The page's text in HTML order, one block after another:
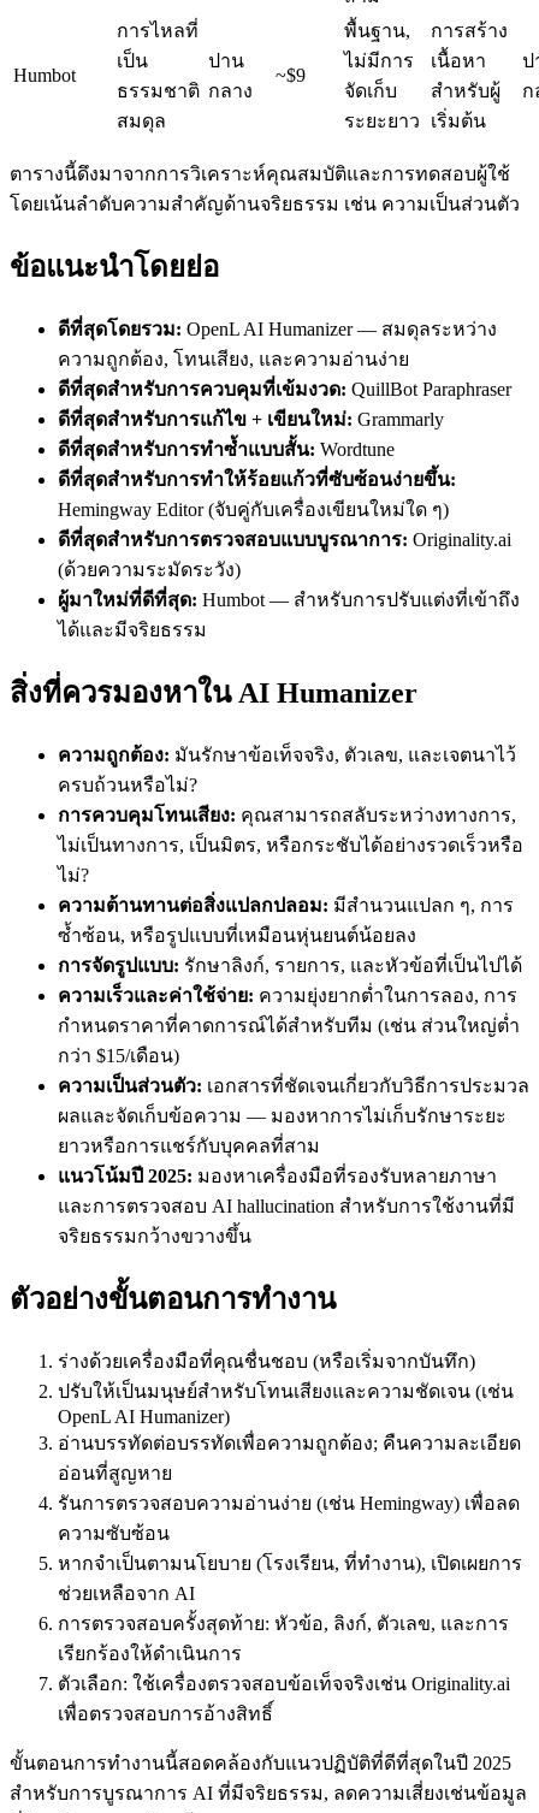
Humbot
การไหลที่
เป็น
ธรรมชาติ
สมดุล
ปาน
กลาง
~$9
พื้นฐาน,
ไม่มีการ
จัดเก็บ
ระยะยาว
การสร้าง
เนื้อหา
สำหรับผู้
เริ่มต้น
ป
ก
ตารางนี้ดึงมาจากการวิเคราะห์คุณสมบัติและการทดสอบผู้ใช้
โดยเน้นลำดับความสำคัญด้านจริยธรรม เช่น ความเป็นส่วนตัว
ข้อแนะนำโดยย่อ
ดีที่สุดโดยรวม: OpenL AI Humanizer — สมดุลระหว่าง
ความถูกต้อง, โทนเสียง, และความอ่านง่าย
ดีที่สุดสำหรับการควบคุมที่เข้มงวด: QuillBot Paraphraser
ดีที่สุดสำหรับการแก้ไข + เขียนใหม่: Grammarly
ดีที่สุดสำหรับการทำซ้ำแบบสั้น: Wordtune
ดีที่สุดสำหรับการทำให้ร้อยแก้วที่ซับซ้อนง่ายขึ้น:
Hemingway Editor (จับคู่กับเครื่องเขียนใหม่ใด ๆ)
ดีที่สุดสำหรับการตรวจสอบแบบบูรณาการ: Originality.ai
(ด้วยความระมัดระวัง)
ผู้มาใหม่ที่ดีที่สุด: Humbot — สำหรับการปรับแต่งที่เข้าถึง
ได้และมีจริยธรรม
สิ่งที่ควรมองหาใน AI Humanizer
ความถูกต้อง: มันรักษาข้อเท็จจริง, ตัวเลข, และเจตนาไว้
ครบถ้วนหรือไม่?
การควบคุมโทนเสียง: คุณสามารถสลับระหว่างทางการ,
ไม่เป็นทางการ, เป็นมิตร, หรือกระชับได้อย่างรวดเร็วหรือ
ไม่?
ความต้านทานต่อสิ่งแปลกปลอม: มีสำนวนแปลก ๆ, การ
ซ้ำซ้อน, หรือรูปแบบที่เหมือนหุ่นยนต์น้อยลง
การจัดรูปแบบ: รักษาลิงก์, รายการ, และหัวข้อที่เป็นไปได้
ความเร็วและค่าใช้จ่าย: ความยุ่งยากต่ำในการลอง, การ
กำหนดราคาที่คาดการณ์ได้สำหรับทีม (เช่น ส่วนใหญ่ต่ำ
กว่า $15/เดือน)
ความเป็นส่วนตัว: เอกสารที่ชัดเจนเกี่ยวกับวิธีการประมวล
ผลและจัดเก็บข้อความ — มองหาการไม่เก็บรักษาระยะ
ยาวหรือการแชร์กับบุคคลที่สาม
แนวโน้มปี 2025: มองหาเครื่องมือที่รองรับหลายภาษา
และการตรวจสอบ AI hallucination สำหรับการใช้งานที่มี
จริยธรรมกว้างขวางขึ้น
ตัวอย่างขั้นตอนการทำงาน
ร่างด้วยเครื่องมือที่คุณชื่นชอบ (หรือเริ่มจากบันทึก)
ปรับให้เป็นมนุษย์สำหรับโทนเสียงและความชัดเจน (เช่น
OpenL AI Humanizer)
อ่านบรรทัดต่อบรรทัดเพื่อความถูกต้อง; คืนความละเอียด
อ่อนที่สูญหาย
รันการตรวจสอบความอ่านง่าย (เช่น Hemingway) เพื่อลด
ความซับซ้อน
หากจำเป็นตามนโยบาย (โรงเรียน, ที่ทำงาน), เปิดเผยการ
ช่วยเหลือจาก AI
การตรวจสอบครั้งสุดท้าย: หัวข้อ, ลิงก์, ตัวเลข, และการ
เรียกร้องให้ดำเนินการ
ตัวเลือก: ใช้เครื่องตรวจสอบข้อเท็จจริงเช่น Originality.ai
เพื่อตรวจสอบการอ้างสิทธิ์
ขั้นตอนการทำงานนี้สอดคล้องกับแนวปฏิบัติที่ดีที่สุดในปี 2025
สำหรับการบูรณาการ AI ที่มีจริยธรรม, ลดความเสี่ยงเช่นข้อมูล